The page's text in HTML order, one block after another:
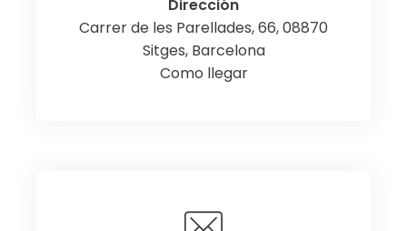
Dirección
Carrer de les Parellades, 66, 08870
Sitges, Barcelona
Como llegar